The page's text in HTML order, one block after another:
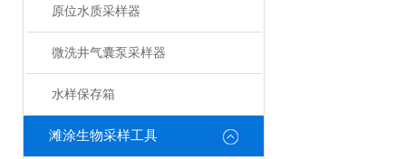
原位水质采样器
微洗井气囊泵采样器
水样保存箱
滩涂生物采样工具